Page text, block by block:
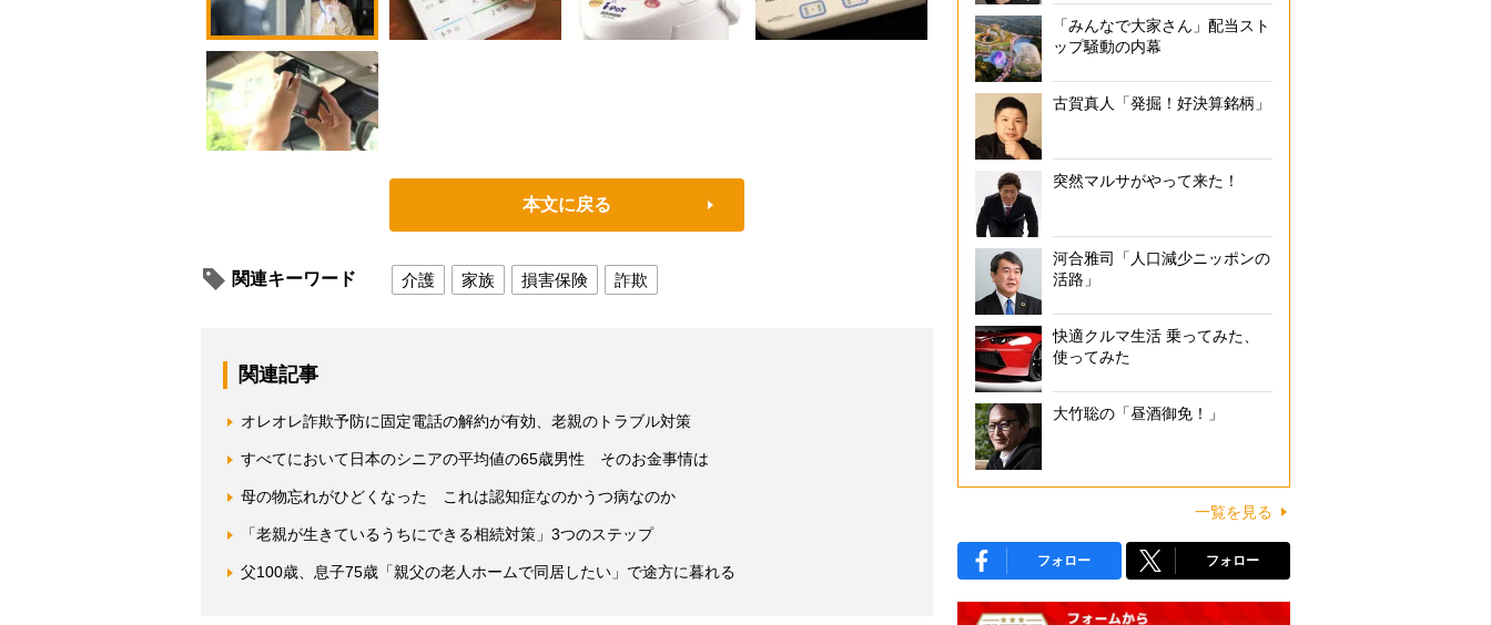
本文に戻る
関連キーワード 介護 家族 損害保険 詐欺
関連記事
オレオレ詐欺予防に固定電話の解約が有効、老親のトラブル対策
すべてにおいて日本のシニアの平均値の65歳男性 そのお金事情は
母の物忘れがひどくなった これは認知症なのかうつ病なのか
「老親が生きているうちにできる相続対策」3つのステップ
父100歳、息子75歳「親父の老人ホームで同居したい」で途方に暮れる
「みんなで大家さん」配当スト
ップ騒動の内幕
古賀真人「発掘！好決算銘柄」
突然マルサがやって来た！
河合雅司「人口減少ニッポンの
活路」
快適クルマ生活 乗ってみた、
使ってみた
大竹聡の「昼酒御免！」
一覧を見る
フォロー フォロー